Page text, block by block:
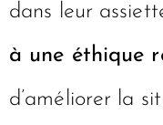
dans leur
à une éthique
d’améliorer la